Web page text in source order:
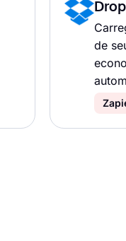
de